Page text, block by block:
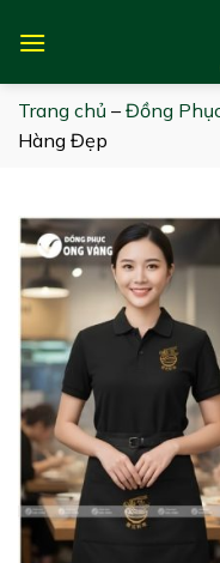
Trang chủ – Đồng
Hàng Đẹp